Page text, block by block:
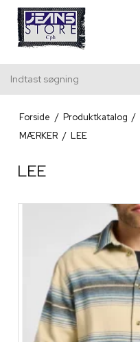
Forside / Produktkatalog /
MÆRKER / LEE
LEE